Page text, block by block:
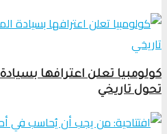
كولومبيا تعلن اعترافها
تحول تاريخي